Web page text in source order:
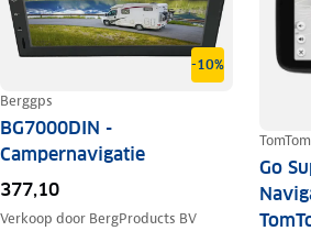
-10%
Berggps
BG7000DIN -
Campernavigatie
377,10
Verkoop door BergProducts BV
TomTom
Go